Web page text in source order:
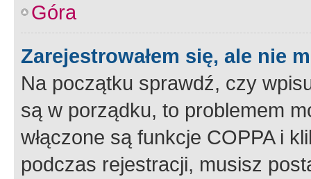
Góra
Zarejestrowałem się, ale nie
Na początku sprawdź, czy
są w porządku, to problemem
włączone są funkcje COPPA i
podczas rejestracji, musisz